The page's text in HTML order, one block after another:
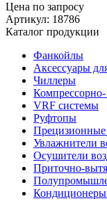
Цена по запросу
Артикул: 18786
Каталог продукции
Фанкойлы
Аксессуары
Чиллеры
VRF системы
Руфтопы
Увлажнители
Осушители
Приточно-
Кондиционеры